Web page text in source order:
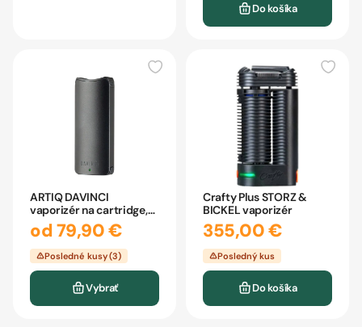
Do košíka
ARTIQ DAVINCI
vaporizér na cartridge,
závit 510
od 79,90 €
Posledné kusy (3)
Vybrať
Crafty Plus STORZ &
BICKEL vaporizér
355,00 €
Posledný kus
Do košíka